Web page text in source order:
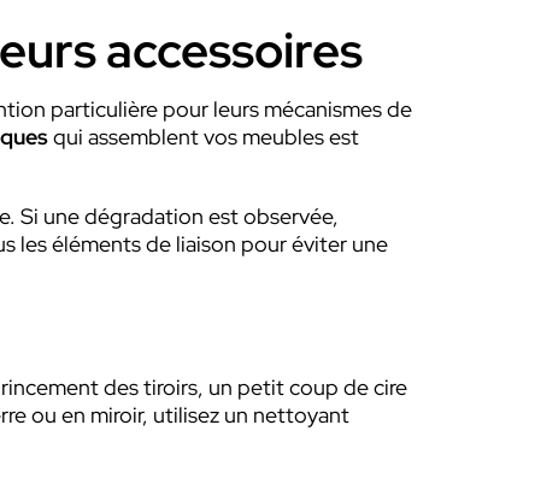
accessoires
particulière pour leurs mécanismes de
qui assemblent vos meubles est
Si une dégradation est observée,
les éléments de liaison pour éviter une
des tiroirs, un petit coup de cire
ou en miroir, utilisez un nettoyant